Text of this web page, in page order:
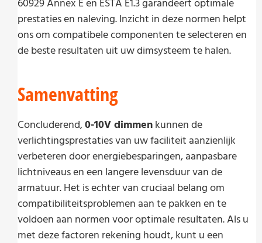
60929 Annex E en ESTA E1.3 garandeert optimale
prestaties en naleving. Inzicht in deze normen helpt
ons om compatibele componenten te selecteren en
de beste resultaten uit uw dimsysteem te halen.
Samenvatting
Concluderend,0-10V dimmen kunnen de
verlichtingsprestaties van uw faciliteit aanzienlijk
verbeteren door energiebesparingen, aanpasbare
lichtniveaus en een langere levensduur van de
armatuur. Het is echter van cruciaal belang om
compatibiliteitsproblemen aan te pakken en te
voldoen aan normen voor optimale resultaten. Als u
met deze factoren rekening houdt, kunt u een